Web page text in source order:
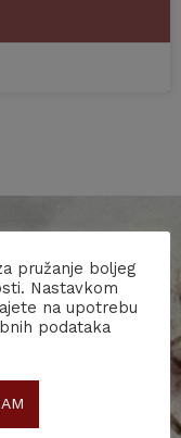
and
us and
pružanje boljeg
Nastavkom
na upotrebu
podataka